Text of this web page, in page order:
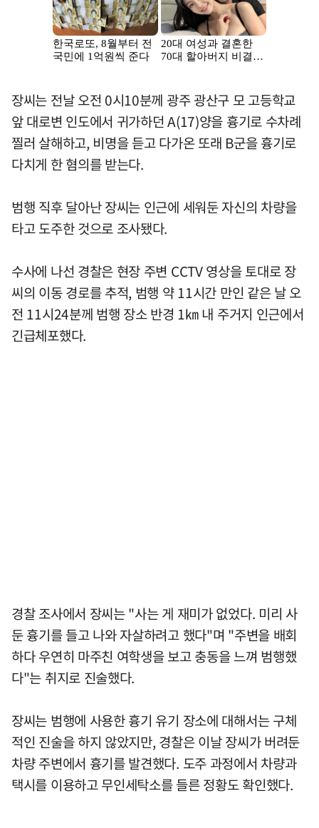
장씨는 전날 오전 0시10분께 광주 광산구 모 고등학교
앞 대로변 인도에서 귀가하던 A(17)양을 흉기로 수차례
찔러 살해하고, 비명을 듣고 다가온 또래 B군을 흉기로
다치게 한 혐의를 받는다.
범행 직후 달아난 장씨는 인근에 세워둔 자신의 차량을
타고 도주한 것으로 조사됐다.
수사에 나선 경찰은 현장 주변 CCTV 영상을 토대로 장
씨의 이동 경로를 추적, 범행 약 11시간 만인 같은 날 오
전 11시24분께 범행 장소 반경 1㎞ 내 주거지 인근에서
긴급체포했다.
경찰 조사에서 장씨는 "사는 게 재미가 없었다. 미리 사
둔 흉기를 들고 나와 자살하려고 했다"며 "주변을 배회
하다 우연히 마주친 여학생을 보고 충동을 느껴 범행했
다"는 취지로 진술했다.
장씨는 범행에 사용한 흉기 유기 장소에 대해서는 구체
적인 진술을 하지 않았지만, 경찰은 이날 장씨가 버려둔
차량 주변에서 흉기를 발견했다. 도주 과정에서 차량과
택시를 이용하고 무인세탁소를 들른 정황도 확인했다.